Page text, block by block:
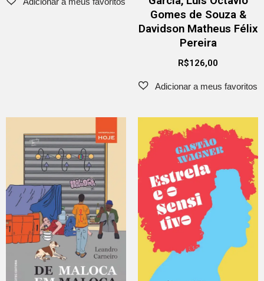
Gomes de Souza &
Davidson Matheus Félix
Pereira
R$126,00